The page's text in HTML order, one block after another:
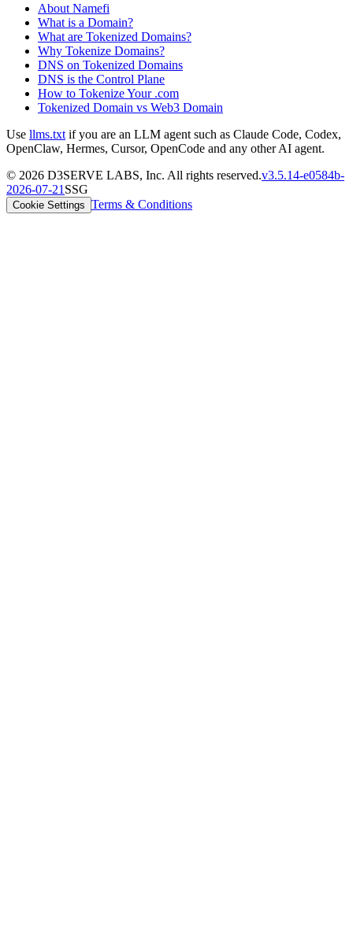
About Namefi
What is a Domain?
What are Tokenized Domains?
Why Tokenize Domains?
DNS on Tokenized Domains
DNS is the Control Plane
How to Tokenize Your .com
Tokenized Domain vs Web3 Domain
Use llms.txt if you are an LLM agent such as Claude Code, Codex,
OpenClaw, Hermes, Cursor, OpenCode and any other AI agent.
© 2026 D3SERVE LABS, Inc. All rights reserved.v3.5.14-e0584b-
2026-07-21 SSG
Cookie Settings Terms & Conditions